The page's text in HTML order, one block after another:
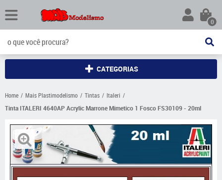
0
CATEGORIAS
Home Mais Plastimodelismo Tintas
Italeri
Tinta ITALERI 4640AP Acrylic Marrone Mimetico 1 Fosco FS30109 - 20ml